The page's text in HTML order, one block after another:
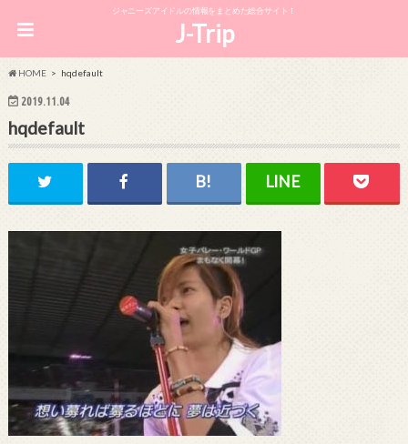
ジャニーズアイドルの情報をまとめた総合サイト！
J-Trip
HOME hqdefault
2019.11.04
hqdefault